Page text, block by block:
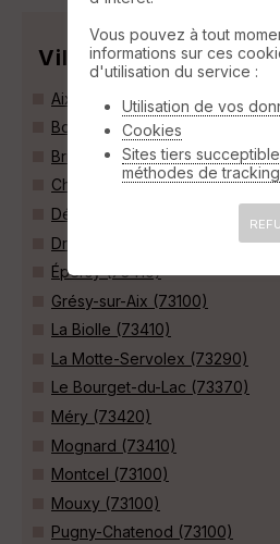
Villes
Aix-les-Bains (73100)
Bourdeau (73370)
Brison-Saint-Innocent (73100)
Chainaz-les-Frasses (74540)
Déserts (73230)
Drumettaz-Clarafond (73420)
Épersy (73410)
Grésy-sur-Aix (73100)
La Biolle (73410)
La Motte-Servolex (73290)
Le Bourget-du-Lac (73370)
Méry (73420)
Mognard (73410)
Montcel (73100)
Mouxy (73100)
Pugny-Chatenod (73100)
Vous pouvez à tout
informations sur ces
d'utilisation du service :
Utilisation de vos
Cookies
Sites tiers
méthodes de tracking